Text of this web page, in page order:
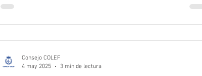
mayo, se retransmitirán todas las ponencias y mesas, con
Consejo COLEF
4 may 2025
3 min de lectura